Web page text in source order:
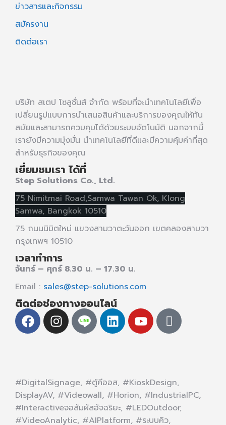
ข่าวสารและกิจกรรม
สมัครงาน
ติดต่อเรา
บริษัท สเตป โซลูชั่นส์ จำกัด พร้อมที่จะนำเทคโนโลยีเพื่อ
เปลี่ยนรูปแบบการนำเสนอสินค้าและบริการของคุณให้ทัน
สมัยและสามารถควบคุมได้ด้วยระบบอัตโนมัติ นอกจากนี้
เรายังมีความมุ่งมั่น นำเทคโนโลยีที่ดีและมีความคุ้มค่าที่สุด
สำหรับธุรกิจของคุณ
เยี่ยมชมเรา ได้ที่
Step Solutions Co., Ltd.
75 Nimitmai Road,Samwa Tawan Ok, Klong
Samwa, Bangkok 10510
75 ถนนนิมิตใหม่ แขวงสามวาตะวันออก เขตคลองสามวา
กรุงเทพฯ 10510
เวลาทำการ
จันทร์ – ศุกร์ 8.30 น. – 17.30 น.
Email : sales@step-solutions.com
ติดต่อช่องทางออนไลน์
#DigitalSignage, #ตู้คีออส, #KioskDesign,
DisplayAV, #Videowall, #Horion, #IndustrialPC,
#Interactiveจอสัมผัสอัจฉริยะ, #LEDOutdoor,
#VideoAnalytic, #AIPlatform, #ระบบคิว,